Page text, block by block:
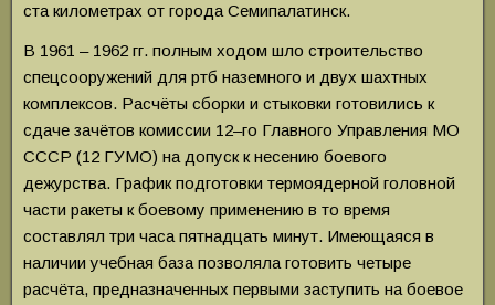
ста километрах от города Семипалатинск.
В 1961 – 1962 гг. полным ходом шло строительство
спецсооружений для ртб наземного и двух шахтных
комплексов. Расчёты сборки и стыковки готовились к
сдаче зачётов комиссии 12–го Главного Управления МО
СССР (12 ГУМО) на допуск к несению боевого
дежурства. График подготовки термоядерной головной
части ракеты к боевому применению в то время
составлял три часа пятнадцать минут. Имеющаяся в
наличии учебная база позволяла готовить четыре
расчёта, предназначенных первыми заступить на боевое